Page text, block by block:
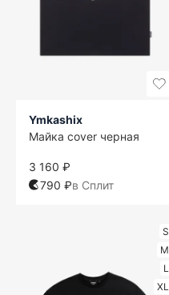
Ymkashix
Майка cover черная
3 160 ₽
790 ₽в Сплит
S
M
L
XL